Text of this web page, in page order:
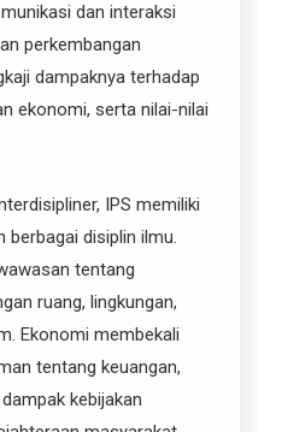
dan interaksi
perkembangan
dampaknya terhadap
ekonomi, serta nilai-nilai
IPS memiliki
berbagai disiplin ilmu.
tentang
ruang, lingkungan,
Ekonomi membekali
tentang keuangan,
kebijakan